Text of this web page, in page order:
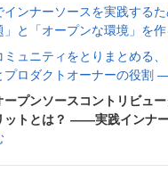
インナーソースを実践する
」と「オープンな環境」を
ュニティをとりまとめる
プロダクトオーナーの役割
ープンソースコントリビュ
ットとは？ ――実践インナ